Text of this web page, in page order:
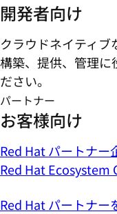
開発者向け
クラウドネイティ
構築、提供、管理に
ださい。
パートナー
お客様向け
Red Hat パートナー
Red Hat Ecosystem
Red Hat パートナー